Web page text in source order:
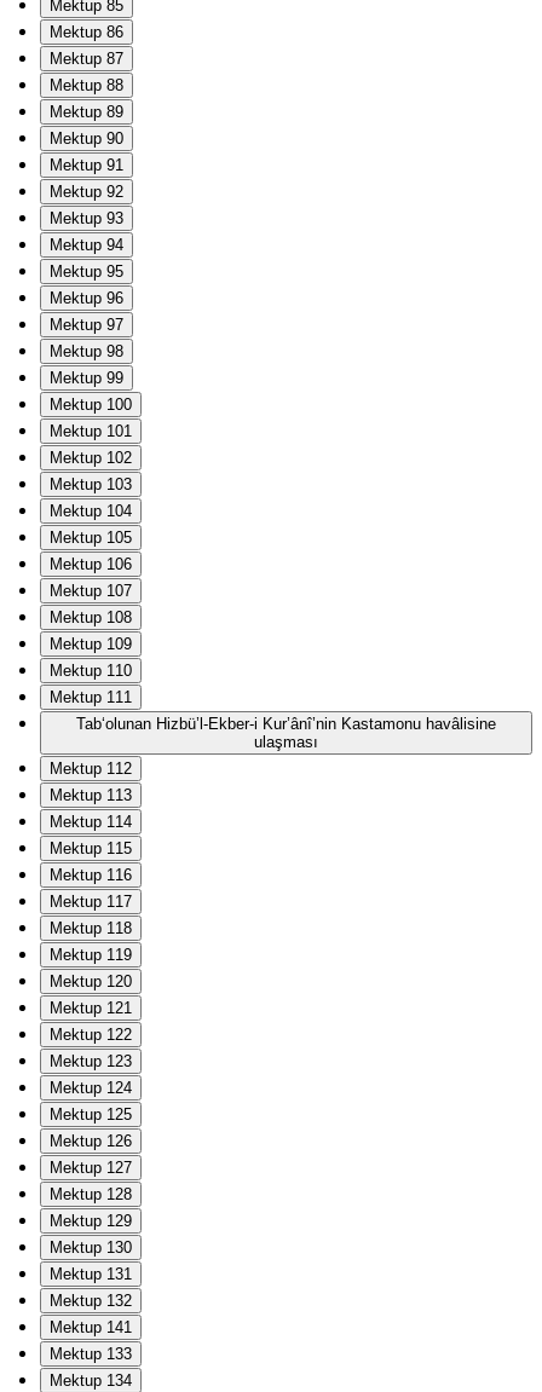
Mektup 85
Mektup 86
Mektup 87
Mektup 88
Mektup 89
Mektup 90
Mektup 91
Mektup 92
Mektup 93
Mektup 94
Mektup 95
Mektup 96
Mektup 97
Mektup 98
Mektup 99
Mektup 100
Mektup 101
Mektup 102
Mektup 103
Mektup 104
Mektup 105
Mektup 106
Mektup 107
Mektup 108
Mektup 109
Mektup 110
Mektup 111
Tab‘olunan Hizbü’l-Ekber-i Kur’ânî’nin Kastamonu havâlisine
ulaşması
Mektup 112
Mektup 113
Mektup 114
Mektup 115
Mektup 116
Mektup 117
Mektup 118
Mektup 119
Mektup 120
Mektup 121
Mektup 122
Mektup 123
Mektup 124
Mektup 125
Mektup 126
Mektup 127
Mektup 128
Mektup 129
Mektup 130
Mektup 131
Mektup 132
Mektup 141
Mektup 133
Mektup 134